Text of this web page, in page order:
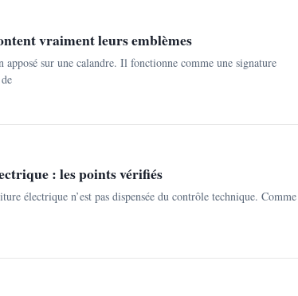
vraiment leurs emblèmes
apposé sur une calandre. Il fonctionne comme une signature
: les points vérifiés
électrique n’est pas dispensée du contrôle technique. Comme